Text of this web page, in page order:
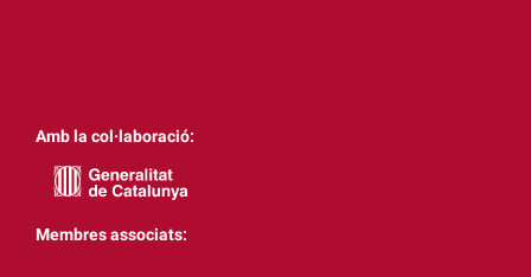
Amb la col·laboració:
Membres associats: